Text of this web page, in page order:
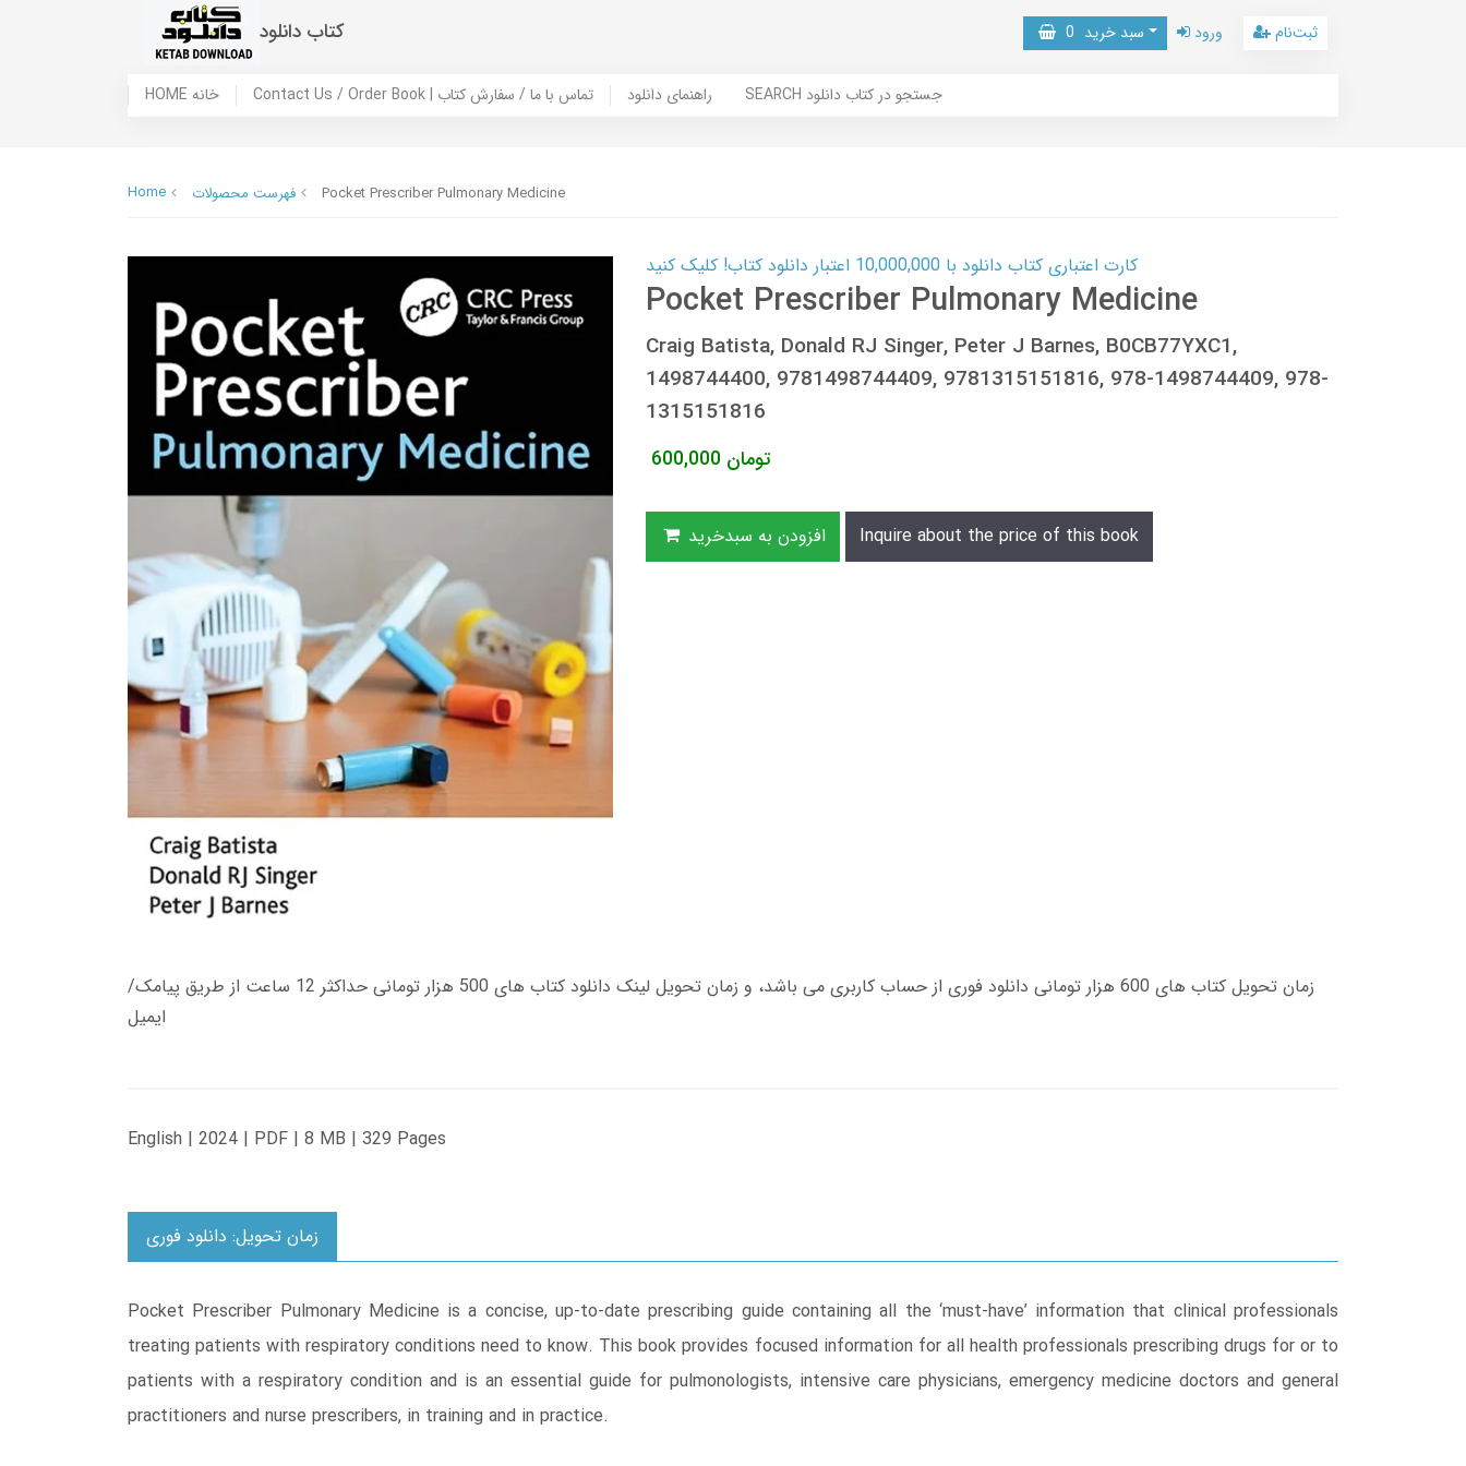
کتاب دانلود سبد خرید 0 ورود ثبت‌نام
HOME خانه Contact Us / Order Book | تماس با ما / سفارش کتاب راهنمای دانلود SEARCH جستجو در کتاب دانلود
Home فهرست محصولات Pocket Prescriber Pulmonary Medicine
کارت اعتباری کتاب دانلود با 10,000,000 اعتبار دانلود کتاب! کلیک کنید
Pocket Prescriber Pulmonary Medicine
Craig Batista, Donald RJ Singer, Peter J Barnes, B0CB77YXC1,
1498744400, 9781498744409, 9781315151816, 978-1498744409, 978-
1315151816
600,000 تومان
افزودن به سبدخرید Inquire about the price of this book
زمان تحویل کتاب های 600 هزار تومانی دانلود فوری از حساب کاربری می باشد، و زمان تحویل لینک دانلود کتاب های 500 هزار تومانی حداکثر 12 ساعت از طریق پیامک/
ایمیل
English | 2024 | PDF | 8 MB | 329 Pages
زمان تحویل: دانلود فوری
Pocket Prescriber Pulmonary Medicine is a concise, up-to-date prescribing guide containing all the ‘must-have’ information that clinical professionals
treating patients with respiratory conditions need to know. This book provides focused information for all health professionals prescribing drugs for or to
patients with a respiratory condition and is an essential guide for pulmonologists, intensive care physicians, emergency medicine doctors and general
practitioners and nurse prescribers, in training and in practice.